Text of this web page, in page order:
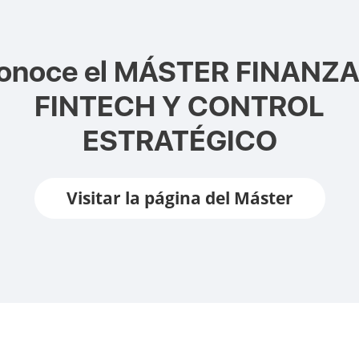
el MÁSTER
FINTECH Y CONTROL
ESTRATÉGICO
Visitar la página del Máster